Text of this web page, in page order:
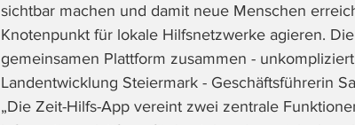
sichtbar machen und damit neue Menschen
Knotenpunkt für lokale Hilfsnetzwerke agieren.
gemeinsamen Plattform zusammen -
Landentwicklung Steiermark - Geschäftsführerin
„Die Zeit-Hilfs-App vereint zwei zentrale